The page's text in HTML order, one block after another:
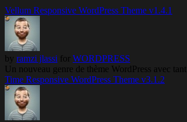
Vellum Responsive WordPress Theme v1.4.1
by ramzi jlassi for WORDPRESS
Un nouveau genre de thème WordPress avec
Time Responsive WordPress Theme v3.1.2